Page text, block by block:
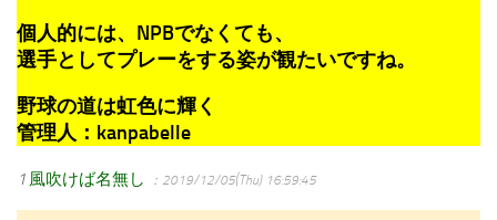
個人的には、NPBでなくても、
選手としてプレーをする姿が観たいですね。
野球の道は虹色に輝く
管理人：kanpabelle
1 風吹けば名無し ：2019/12/05(Thu) 16:59:45